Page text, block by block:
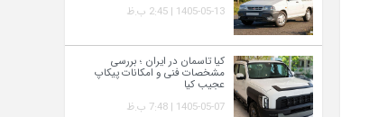
1405-05-13 | 2:45 ب.ظ
کیا تاسمان در ایران ؛ بررسی
مشخصات فنی و امکانات پیکاپ
عجیب کیا
1405-05-07 | 7:48 ب.ظ